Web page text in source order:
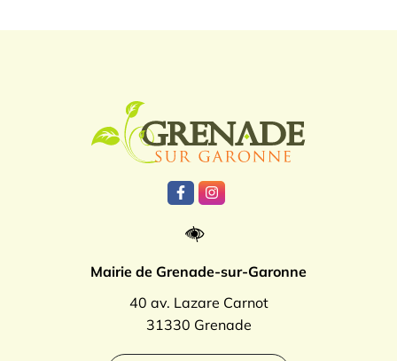
Lien vers le compte Facebook
Lien vers le compte
Mairie de Grenade-sur-Garonne
40 av. Lazare Carnot
31330 Grenade